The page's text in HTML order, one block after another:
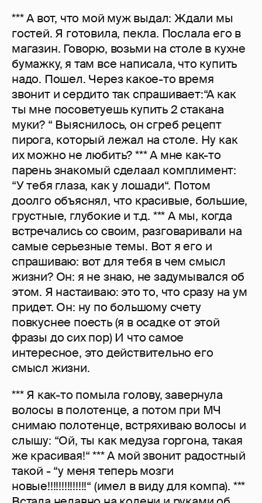
*** А вот, что мой муж выдал: Ждали мы
гостей. Я готовила, пекла. Послала его в
магазин. Говорю, возьми на столе в кухне
бумажку, я там все написала, что купить
надо. Пошел. Через какое-то время
звонит и сердито так спрашивает:“А как
ты мне посоветуешь купить 2 стакана
муки? “ Выяснилось, он сгреб рецепт
пирога, который лежал на столе. Ну как
их можно не любить? *** А мне как-то
парень знакомый сделаал комплимент:
“У тебя глаза, как у лошади“. Потом
доолго объяснял, что красивые, большие,
грустные, глубокие и т.д. *** А мы, когда
встречались со своим, разговаривали на
самые серьезные темы. Вот я его и
спрашиваю: вот для тебя в чем смысл
жизни? Он: я не знаю, не задумывался об
этом. Я настаиваю: это то, что сразу на ум
придет. Он: ну по большому счету
повкуснее поесть (я в осадке от этой
фразы до сих пор) И что самое
интересное, это действительно его
смысл жизни.
*** Я как-то помыла голову, завернула
волосы в полотенце, а потом при МЧ
снимаю полотенце, встряхиваю волосы и
слышу: “Ой, ты как медуза горгона, такая
же красивая!“ *** А мой звонит радостный
такой - “у меня теперь мозги
новые!!!!!!!!!!!!!!“ (имел в виду для компа). ***